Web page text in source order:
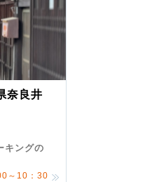
奈良井
キングの
～10：30